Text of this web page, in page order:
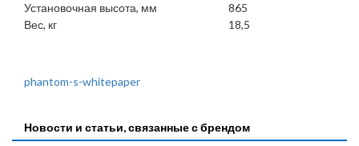
Установочная высота, мм
865
Вес, кг
18,5
phantom-s-whitepaper
Новости и статьи, связанные с брендом